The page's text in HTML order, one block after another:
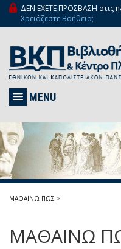
ΔΕΝ ΕΧΕΤΕ ΠΡΟΣΒΑΣΗ στις
Χρειάζεστε Βοήθεια;
MENU
ΜΑΘΑΙΝΩ ΠΩΣ >
ΜΑΘΑΙΝΩ